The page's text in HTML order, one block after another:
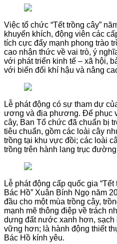
Việc tổ chức “Tết trồng cây”
khuyến khích, động viên các
tích cực đẩy mạnh phong trào
cao nhận thức về vai trò, ý
với phát triển kinh tế – xã hội,
với biến đổi khí hậu và nâng
Lễ phát động có sự tham dự
ương và địa phương. Để phục
cây, Ban Tổ chức đã chuẩn bị
tiêu chuẩn, gồm các loài cây
trồng tại khu vực đồi; các loài
trồng trên hành lang trục
Lễ phát động cấp quốc gia
Bác Hồ” Xuân Bính Ngọ năm
đầu cho một mùa trồng cây,
mạnh mẽ thông điệp về trách
dựng đất nước xanh hơn, sạch
vững hơn; là hành động thiết
Bác Hồ kính yêu.